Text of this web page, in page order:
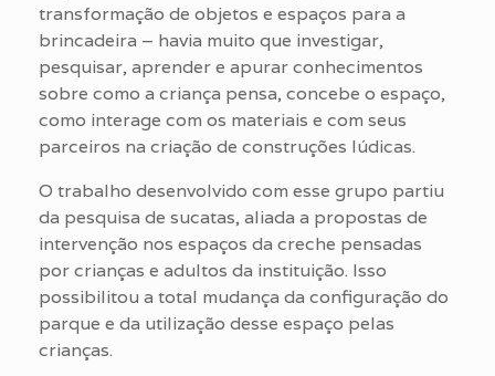
transformação de objetos e espaços para a
brincadeira – havia muito que investigar,
pesquisar, aprender e apurar conhecimentos
sobre como a criança pensa, concebe o espaço,
como interage com os materiais e com seus
parceiros na criação de construções lúdicas.
O trabalho desenvolvido com esse grupo partiu
da pesquisa de sucatas, aliada a propostas de
intervenção nos espaços da creche pensadas
por crianças e adultos da instituição. Isso
possibilitou a total mudança da configuração do
parque e da utilização desse espaço pelas
crianças.